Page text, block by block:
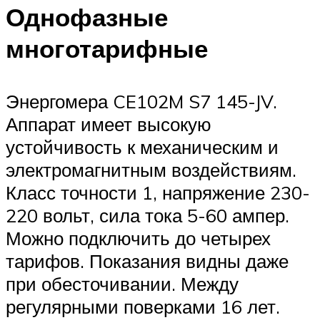
Однофазные
многотарифные
Энергомера CE102M S7 145-JV.
Аппарат имеет высокую
устойчивость к механическим и
электромагнитным воздействиям.
Класс точности 1, напряжение 230-
220 вольт, сила тока 5-60 ампер.
Можно подключить до четырех
тарифов. Показания видны даже
при обесточивании. Между
регулярными поверками 16 лет.